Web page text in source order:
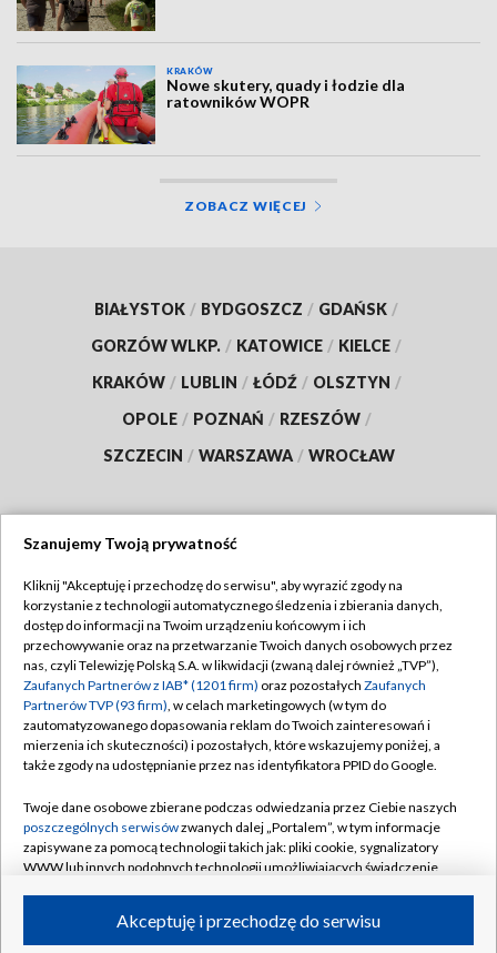
KRAKÓW
Nowe skutery, quady i łodzie dla
ratowników WOPR
ZOBACZ WIĘCEJ
BIAŁYSTOK / BYDGOSZCZ / GDAŃSK /
GORZÓW WLKP. / KATOWICE / KIELCE /
KRAKÓW / LUBLIN / ŁÓDŹ / OLSZTYN /
OPOLE / POZNAŃ / RZESZÓW /
SZCZECIN / WARSZAWA / WROCŁAW
TVP
Abonament TVP
Emisja w TVP
Centrum informacji TVP
Naziemna Telewizja Cyfrowa
Rada Programowa
System NOS
Informacje o nadawcy
Program dla prasy
Regulamin TVP
Polityka prywatności
Moje zgody
Pomoc
Kontakt
Kanały
Szanujemy Twoją prywatność
Kliknij "Akceptuję i przechodzę do serwisu", aby wyrazić zgody na
korzystanie z technologii automatycznego śledzenia i zbierania danych,
dostęp do informacji na Twoim urządzeniu końcowym i ich
przechowywanie oraz na przetwarzanie Twoich danych osobowych przez
nas, czyli Telewizję Polską S.A. w likwidacji (zwaną dalej również „TVP”),
Zaufanych Partnerów z IAB* (1201 firm) oraz pozostałych Zaufanych
Partnerów TVP (93 firm), w celach marketingowych (w tym do
zautomatyzowanego dopasowania reklam do Twoich zainteresowań i
mierzenia ich skuteczności) i pozostałych, które wskazujemy poniżej, a
także zgody na udostępnianie przez nas identyfikatora PPID do Google.
Twoje dane osobowe zbierane podczas odwiedzania przez Ciebie naszych
poszczególnych serwisówzwanych dalej „Portalem”, w tym informacje
zapisywane za pomocą technologii takich jak: pliki cookie, sygnalizatory
WWW lub innych podobnych technologii umożliwiających świadczenie
ruchu w Internecie.Akceptuję i przechodzę do serwisu